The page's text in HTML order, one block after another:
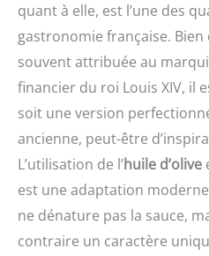
quant à elle, est l’une des
gastronomie française.
souvent attribuée au
financier du roi Louis XIV, il
soit une version
ancienne, peut-être
L’utilisation de l’huile d’olive
est une adaptation
ne dénature pas la sauce,
contraire un caractère